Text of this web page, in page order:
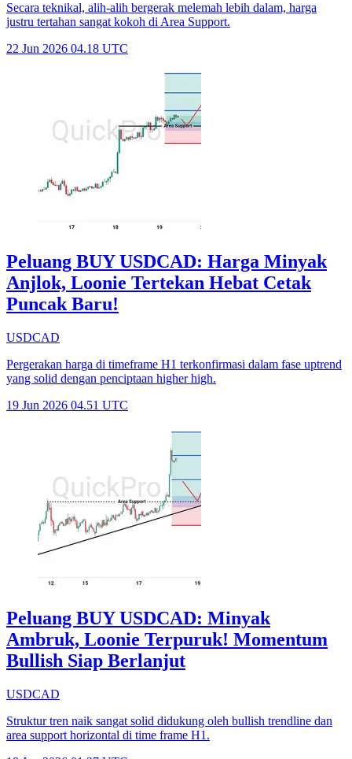
Secara teknikal, alih-alih bergerak melemah lebih dalam, harga
justru tertahan sangat kokoh di Area Support.
22 Jun 2026 04.18 UTC
Peluang BUY USDCAD: Harga Minyak
Anjlok, Loonie Tertekan Hebat Cetak
Puncak Baru!
USDCAD
Pergerakan harga di timeframe H1 terkonfirmasi dalam fase uptrend
yang solid dengan penciptaan higher high.
19 Jun 2026 04.51 UTC
Peluang BUY USDCAD: Minyak
Ambruk, Loonie Terpuruk! Momentum
Bullish Siap Berlanjut
USDCAD
Struktur tren naik sangat solid didukung oleh bullish trendline dan
area support horizontal di time frame H1.